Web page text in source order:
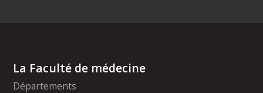
La Faculté de médecine
Départements